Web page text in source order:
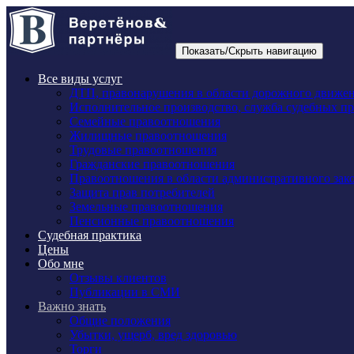
Показать/Скрыть навигацию
Все виды услуг
ДТП, правонарушения в области дорожного
Исполнительное производство, служба судебных
Семейные правоотношения
Жилищные правоотношения
Трудовые правоотношения
Гражданские правоотношения
Правоотношения в области административного
Защита прав потребителей
Земельные правоотношения
Пенсионные правоотношения
Судебная практика
Цены
Обо мне
Отзывы клиентов
Публикации в СМИ
Важно знать
Общие положения
Убытки, ущерб, вред здоровью
Торги